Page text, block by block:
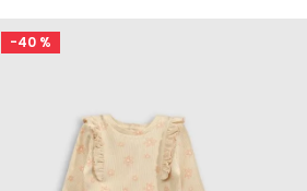
-40 %